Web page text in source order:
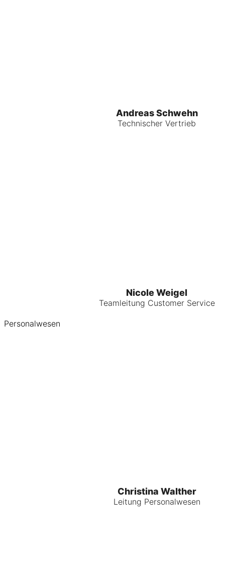
Andreas Schwehn
Technischer Vertrieb
Nicole Weigel
Teamleitung Customer Service
Personalwesen
Christina Walther
Leitung Personalwesen